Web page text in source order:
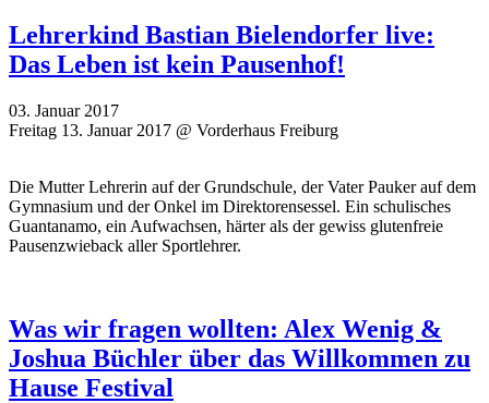
Lehrerkind Bastian Bielendorfer live:
Das Leben ist kein Pausenhof!
03. Januar 2017
Freitag 13. Januar 2017 @ Vorderhaus Freiburg
Die Mutter Lehrerin auf der Grundschule, der Vater Pauker auf dem
Gymnasium und der Onkel im Direktorensessel. Ein schulisches
Guantanamo, ein Aufwachsen, härter als der gewiss glutenfreie
Pausenzwieback aller Sportlehrer.
Was wir fragen wollten: Alex Wenig &
Joshua Büchler über das Willkommen zu
Hause Festival